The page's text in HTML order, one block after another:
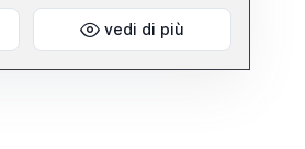
vedi di più